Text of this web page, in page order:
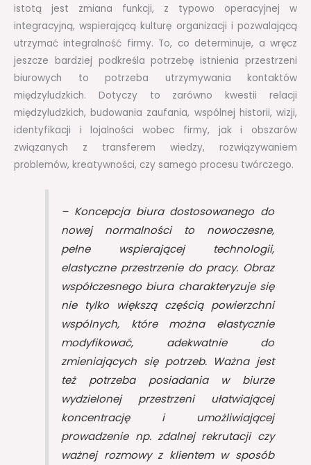
istotą jest zmiana funkcji, z typowo operacyjnej w
integracyjną, wspierającą kulturę organizacji i pozwalającą
utrzymać integralność firmy. To, co determinuje, a wręcz
jeszcze bardziej podkreśla potrzebę istnienia przestrzeni
biurowych to potrzeba utrzymywania kontaktów
międzyludzkich. Dotyczy to zarówno kwestii relacji
międzyludzkich, budowania zaufania, wspólnej historii, wizji,
identyfikacji i lojalności wobec firmy, jak i obszarów
związanych z transferem wiedzy, rozwiązywaniem
problemów, kreatywności, czy samego procesu twórczego.
– Koncepcja biura dostosowanego do
nowej normalności to nowoczesne,
pełne wspierającej technologii,
elastyczne przestrzenie do pracy. Obraz
współczesnego biura charakteryzuje się
nie tylko większą częścią powierzchni
wspólnych, które można elastycznie
modyfikować, adekwatnie do
zmieniających się potrzeb. Ważna jest
też potrzeba posiadania w biurze
wydzielonej przestrzeni ułatwiającej
koncentrację i umożliwiającej
prowadzenie np. zdalnej rekrutacji czy
ważnej rozmowy z klientem w sposób